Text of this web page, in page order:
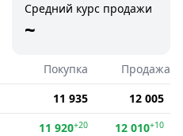
Средний курс продажи
~
Покупка
Продажа
11 935
12 005
11 920+20 12 010+10